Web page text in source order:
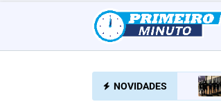
NOVIDADES